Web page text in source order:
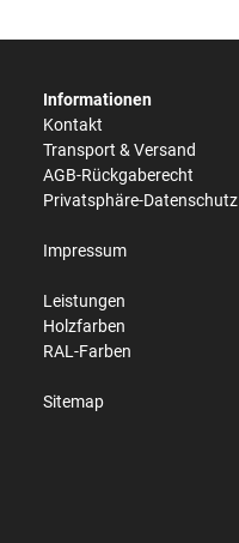
Informationen
Kontakt
Transport & Versand
AGB-Rückgaberecht
Privatsphäre-Datenschutz
Impressum
Leistungen
Holzfarben
RAL-Farben
Sitemap